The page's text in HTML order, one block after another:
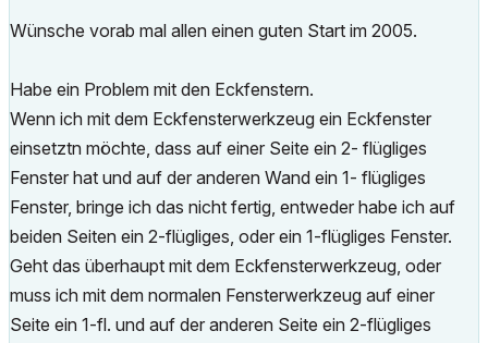
Wünsche vorab mal allen einen guten Start im 2005.
Habe ein Problem mit den Eckfenstern.
Wenn ich mit dem Eckfensterwerkzeug ein Eckfenster
einsetztn möchte, dass auf einer Seite ein 2- flügliges
Fenster hat und auf der anderen Wand ein 1- flügliges
Fenster, bringe ich das nicht fertig, entweder habe ich auf
beiden Seiten ein 2-flügliges, oder ein 1-flügliges Fenster.
Geht das überhaupt mit dem Eckfensterwerkzeug, oder
muss ich mit dem normalen Fensterwerkzeug auf einer
Seite ein 1-fl. und auf der anderen Seite ein 2-flügliges